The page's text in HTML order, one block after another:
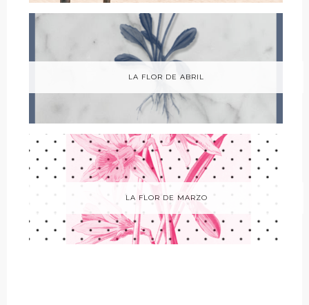
LA FLOR DE ABRIL
LA FLOR DE MARZO